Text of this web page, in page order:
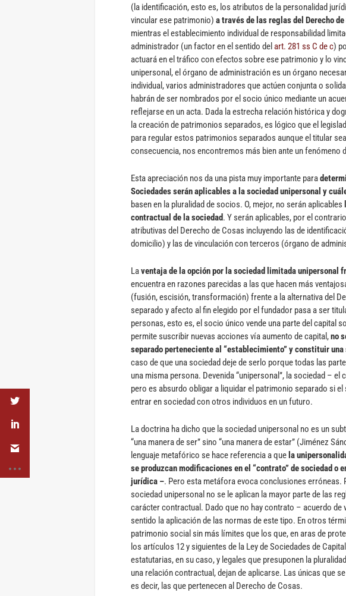
(la identificación, esto es, los atributos de la personalidad
vincular ese patrimonio) a través de las reglas del Derecho
mientras el establecimiento individual de responsabilidad
administrador (un factor en el sentido del art. 281 ss C de c)
actuará en el tráfico con efectos sobre ese patrimonio y lo
unipersonal, el órgano de administración es un órgano
individual, varios administradores que actúen conjunta o
habrán de ser nombrados por el socio único mediante un
reflejarse en un acta. Dada la estrecha relación histórica y
la creación de patrimonios separados, es lógico que el
para regular estos patrimonios separados aunque el titular
consecuencia, nos encontremos más bien ante un fenómeno
Esta apreciación nos da una pista muy importante para
Sociedades serán aplicables a la sociedad unipersonal y
basen en la pluralidad de socios. O, mejor, no serán aplicables
contractual de la sociedad. Y serán aplicables, por el
atributivas del Derecho de Cosas incluyendo las de
domicilio) y las de vinculación con terceros (órgano de
Laventaja de la opción por la sociedad limitada unipersonal
encuentra en razones parecidas a las que hacen más
(fusión, escisión, transformación) frente a la alternativa del
separado y afecto al fin elegido por el fundador pasa a ser
personas, esto es, el socio único vende una parte del capital
permite suscribir nuevas acciones vía aumento de capital,no
separado perteneciente al “establecimiento” y constituir una
caso de que una sociedad deje de serlo porque todas las
una misma persona. Devenida “unipersonal”, la sociedad –
pero es absurdo obligar a liquidar el patrimonio separado si
entrar en sociedad con otros individuos en un futuro.
La doctrina ha dicho que la sociedad unipersonal no es un
“una manera de ser” sino “una manera de estar” (Jiménez
lenguaje metafórico se hace referencia a que la
se produzcan modificaciones en el “contrato” de sociedad o
jurídica –. Pero esta metáfora evoca conclusiones erróneas.
sociedad unipersonal no se le aplican la mayor parte de las
carácter contractual. Dado que no hay contrato – acuerdo de
sentido la aplicación de las normas de este tipo. En otros
patrimonio social sin más límites que los que, en aras de
los artículos 12 y siguientes de la Ley de Sociedades de
estatutarias, en su caso, y legales que presuponen la
una relación contractual, dejan de aplicarse. Las únicas que
es decir, las que pertenecen al Derecho de Cosas.